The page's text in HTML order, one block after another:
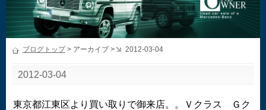
ブログトップ> アーカイブ > 2012-03-04
2012-03-04
東京都江東区より買い取りで御来店。。Ｖクラス Ｇク